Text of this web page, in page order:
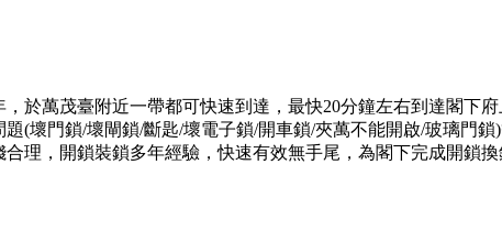
於萬茂臺附近一帶都可快速到達，最快20分鐘左右到達閣下府
(壞門鎖/壞閘鎖/斷匙/壞電子鎖/開車鎖/夾萬不能開啟/玻璃門
理，開鎖裝鎖多年經驗，快速有效無手尾，為閣下完成開鎖